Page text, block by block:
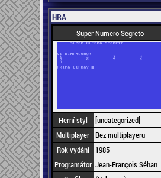
HRA
Super Numero Segreto
Herní styl
[uncategorized]
Multiplayer Bez multiplayeru
Rok vydání
1985
Programátor Jean-François Séhan